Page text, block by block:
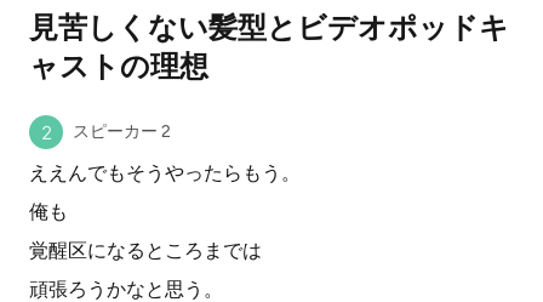
見苦しくない髪型とビデオポッドキ
ャストの理想
スピーカー 2
ええんでもそうやったらもう。
俺も
覚醒区になるところまでは
頑張ろうかなと思う。